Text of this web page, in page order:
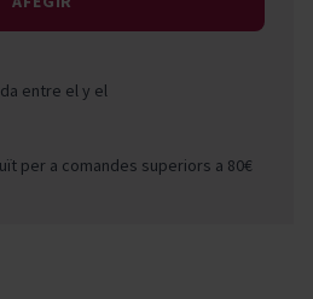
entre ely el
per a comandes superiors a 80€